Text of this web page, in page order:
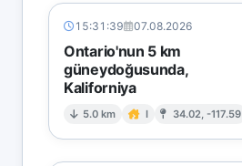
15:31:39 07.08.2026
Ontario'nun 5 km
güneydoğusunda,
Kaliforniya
5.0 km I 34.02, -117.59